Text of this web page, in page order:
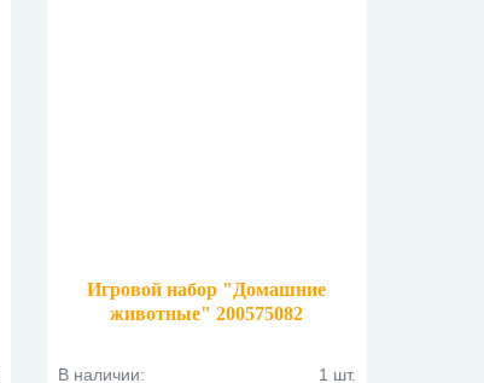
Игровой набор "Домашние
животные" 200575082
В наличии:
1 шт.